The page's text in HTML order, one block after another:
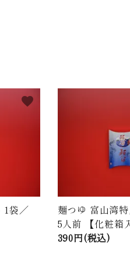
1袋／
favorite
麺つゆ 富山湾
5人前 【化粧箱
390円(税込)